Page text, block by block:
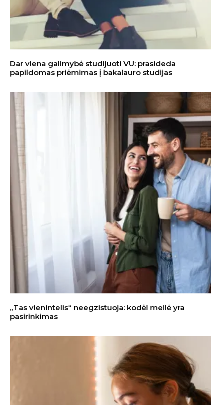
Dar viena galimybė studijuoti VU: prasideda
papildomas priėmimas į bakalauro studijas
„Tas vienintelis“ neegzistuoja: kodėl meilė yra
pasirinkimas